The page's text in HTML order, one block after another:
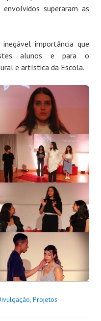
superaram as
importância que
alunos e para o
e artística da Escola.
, Projetos